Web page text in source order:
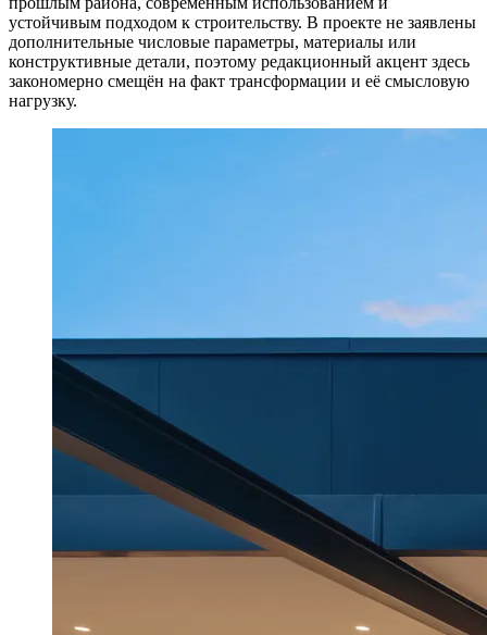
устойчивым подходом к строительству. В проекте не заявлены
дополнительные числовые параметры, материалы или
конструктивные детали, поэтому редакционный акцент здесь
закономерно смещён на факт трансформации и её смысловую
нагрузку.